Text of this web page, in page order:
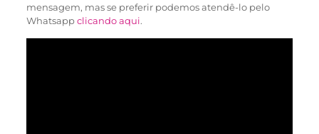
mensagem, mas se preferir podemos atendê-lo pelo
Whatsappclicando aqui.